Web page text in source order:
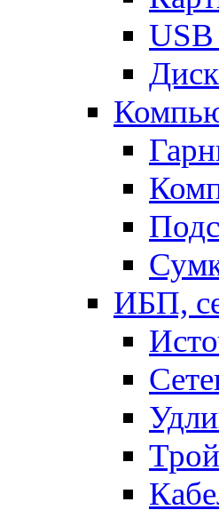
ИБП,